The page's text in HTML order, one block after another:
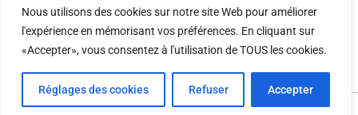
Nous utilisons des cookies sur notre site Web pour améliorer
l'expérience en mémorisant vos préférences. En cliquant sur
«Accepter», vous consentez à l'utilisation de TOUS les cookies.
Réglages des cookies Refuser Accepter
SUIVEZ-NOUS SUR LES RÉSEAUX
Website by Colloquium | SFETD 2026 |Mentions légales